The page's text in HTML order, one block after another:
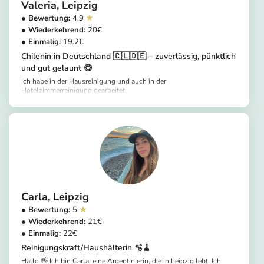
Valeria Leipzig
4.9
20
19.2
Chilenin in Deutschland 🇨🇱🇩🇪 – zuverlässig, pünktlich
und gut gelaunt 😋
Ich habe in der Hausreinigung und auch in der
Hotelzimmerreinigung gearbeitet.
Carla Leipzig
5
21
22
Reinigungskraft/Haushälterin 🫧🧹
Hallo 👋 Ich bin Carla, eine Argentinierin, die in Leipzig lebt. Ich